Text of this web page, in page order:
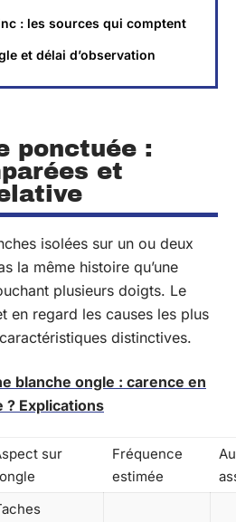
: les sources qui comptent
et délai d’observation
ponctuée :
et
isolées sur un ou deux
la même histoire qu’une
plusieurs doigts. Le
en regard les causes les plus
distinctives.
blanche ongle : carence en
? Explications
sur
Fréquence
estimée